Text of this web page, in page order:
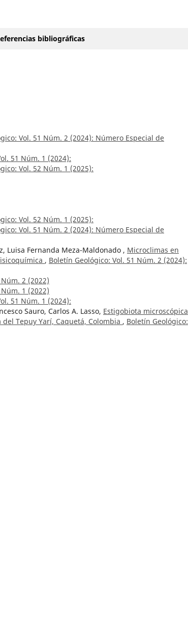
bibliográficas
Vol. 51 Núm. 2 (2024): Número Especial de
51 Núm. 1 (2024):
Vol. 52 Núm. 1 (2025):
Vol. 52 Núm. 1 (2025):
Vol. 51 Núm. 2 (2024): Número Especial de
Luisa Fernanda Meza-Maldonado , Microclimas en
, Boletín Geológico: Vol. 51 Núm. 2 (2024):
2 (2022)
1 (2022)
51 Núm. 1 (2024):
Sauro, Carlos A. Lasso, Estigobiota microscópica
Tepuy Yarí, Caquetá, Colombia , Boletín Geológico: